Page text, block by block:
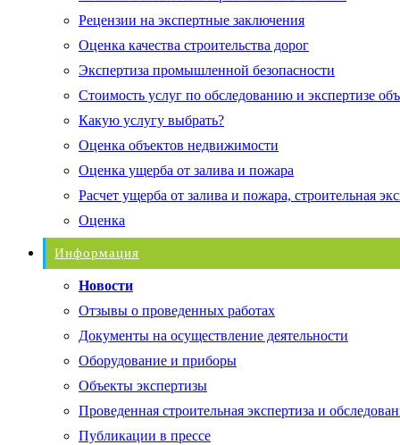
Рецензии на экспертные заключения
Оценка качества строительства дорог
Экспертиза промышленной безопасности
Стоимость услуг по обследованию и экспертизе
Какую услугу выбрать?
Оценка объектов недвижимости
Оценка ущерба от залива и пожара
Расчет ущерба от залива и пожара, строительная
Оценка
Информация
Новости
Отзывы о проведенных работах
Документы на осуществление деятельности
Оборудование и приборы
Объекты экспертизы
Проведенная строительная экспертиза и
Публикации в прессе